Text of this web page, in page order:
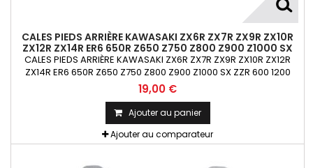
CALES PIEDS ARRIÈRE KAWASAKI ZX6R ZX7R ZX9R ZX10R
ZX12R ZX14R ER6 650R Z650 Z750 Z800 Z900 Z1000 SX
ZZR 600 1200 1400 VERSYS
CALES PIEDS ARRIÈRE KAWASAKI ZX6R ZX7R ZX9R ZX10R ZX12R
ZX14R ER6 650R Z650 Z750 Z800 Z900 Z1000 SX ZZR 600 1200
1400 VERSYS
19,00 €
Ajouter au panier
Ajouter au comparateur